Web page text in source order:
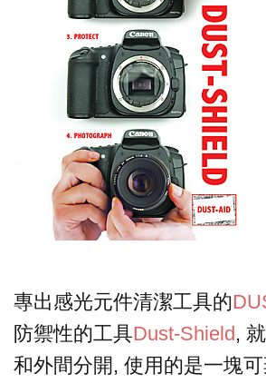
專出感光元件清潔工具的
防禦性的工具Dust-Shield,
和外間分開, 使用的是一塊